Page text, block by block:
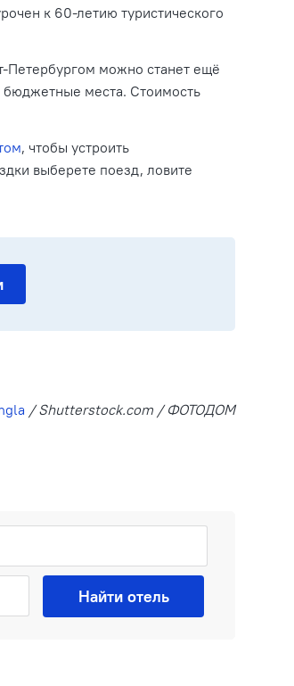
к 60-летию туристического
Петербургом можно станет ещё
места. Стоимость
, чтобы устроить
выберете поезд, ловите
/ Shutterstock.com / ФОТОДОМ
Найти отель